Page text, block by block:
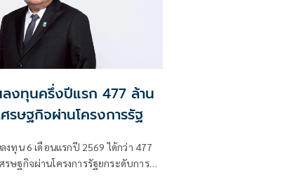
งทุนครึ่งปีแรก 477 ล้าน
รษฐกิจผ่านโครงการรัฐ
ลงทุน 6 เดือนแรกปี 2569 ได้กว่า 477
ษฐกิจผ่านโครงการรัฐยกระดับการ